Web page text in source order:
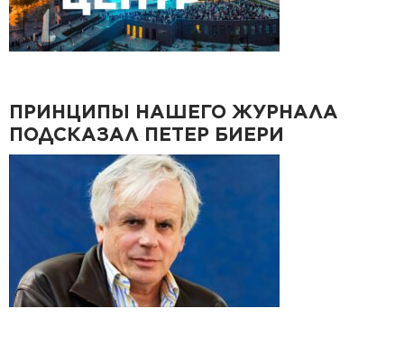
ПРИНЦИПЫ НАШЕГО ЖУРНАЛА
ПОДСКАЗАЛ ПЕТЕР БИЕРИ